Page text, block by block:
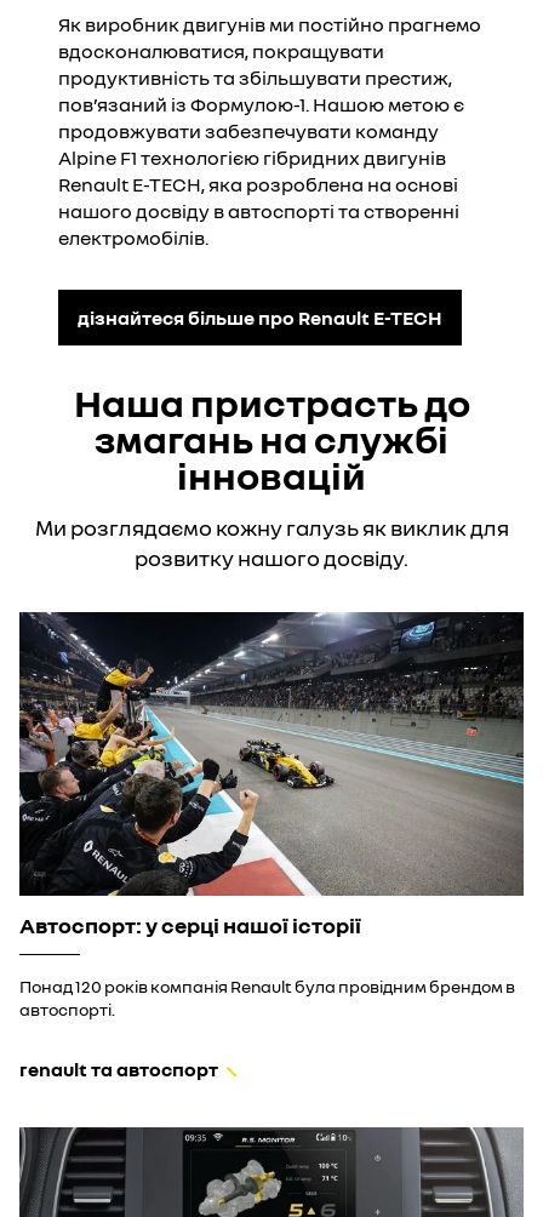
Як виробник двигунів ми постійно прагнемо
вдосконалюватися, покращувати
продуктивність та збільшувати престиж,
пов’язаний із Формулою-1. Нашою метою є
продовжувати забезпечувати команду
Alpine F1 технологією гібридних двигунів
Renault E-TECH, яка розроблена на основі
нашого досвіду в автоспорті та створенні
електромобілів.
дізнайтеся більше про Renault E-TECH
Наша пристрасть до
змагань на службі
інновацій
Ми розглядаємо кожну галузь як виклик для
розвитку нашого досвіду.
Автоспорт: у серці нашої історії
Понад 120 років компанія Renault була провідним брендом в
автоспорті.
renault та автоспорт